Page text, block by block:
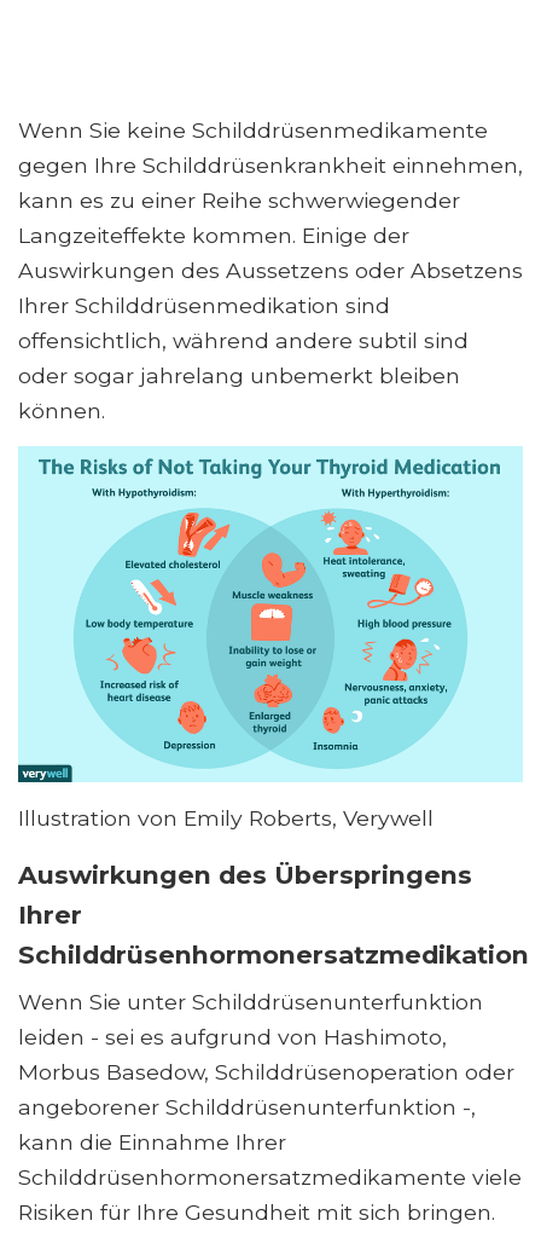
Wenn Sie keine Schilddrüsenmedikamente
gegen Ihre Schilddrüsenkrankheit einnehmen,
kann es zu einer Reihe schwerwiegender
Langzeiteffekte kommen. Einige der
Auswirkungen des Aussetzens oder Absetzens
Ihrer Schilddrüsenmedikation sind
offensichtlich, während andere subtil sind
oder sogar jahrelang unbemerkt bleiben
können.
Illustration von Emily Roberts, Verywell
Auswirkungen des Überspringens
Ihrer
Schilddrüsenhormonersatzmedikation
Wenn Sie unter Schilddrüsenunterfunktion
leiden - sei es aufgrund von Hashimoto,
Morbus Basedow, Schilddrüsenoperation oder
angeborener Schilddrüsenunterfunktion -,
kann die Einnahme Ihrer
Schilddrüsenhormonersatzmedikamente viele
Risiken für Ihre Gesundheit mit sich bringen.